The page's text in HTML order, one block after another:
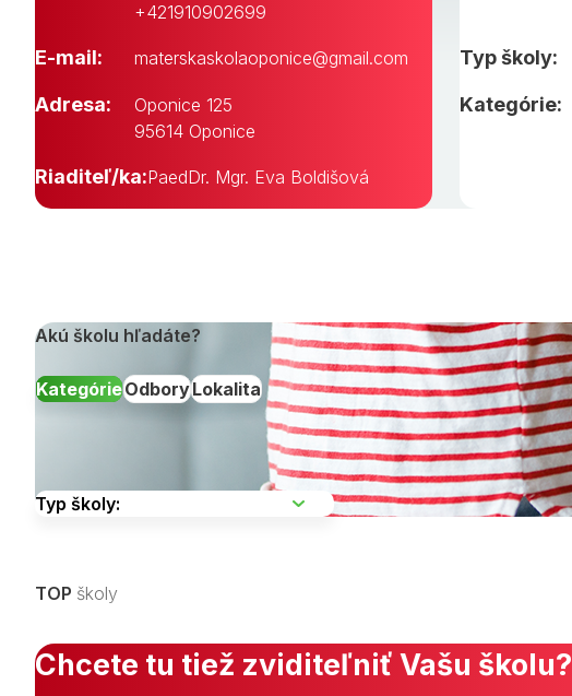
+421910902699
E-mail: materskaskolaoponice@gmail.com
Adresa:
Oponice 125
95614 Oponice
Riaditeľ/ka:PaedDr. Mgr. Eva Boldišová
Typ školy:
Kategórie:
Akú školu hľadáte?
KategórieOdboryLokalita
TOP školy
Chcete tu tiež zviditeľniť Vašu školu?